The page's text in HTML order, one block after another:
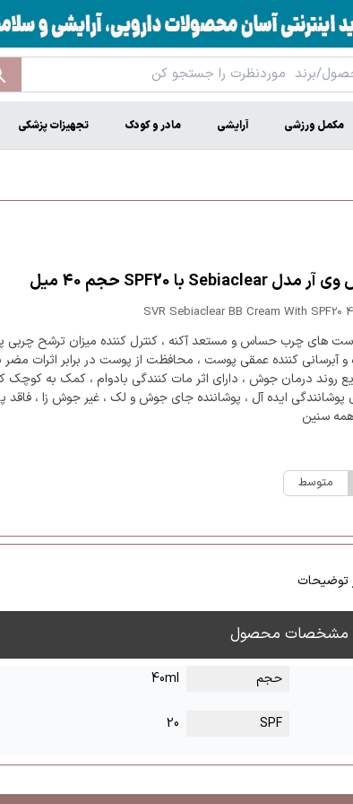
مکمل ورزشی آرایشی مادر و کودک تجهیزات پزشکی
SVR Sebiaclear BB Cream With SPF20
های چرب حساس و مستعد آکنه ، کنترل کننده میزان ترشح چربی
آبرسانی کننده عمقی پوست ، محافظت از پوست در برابر اثرات مضر
روند درمان جوش ، دارای اثر مات کنندگی بادوام ، کمک به کوچک
پوشانندگی ایده آل ، پوشاننده جای جوش و لک ، غیر جوش زا ، فاقد
سنین
متوسط
توضیحات
مشخصات محصول
حجم
40ml
SPF
20